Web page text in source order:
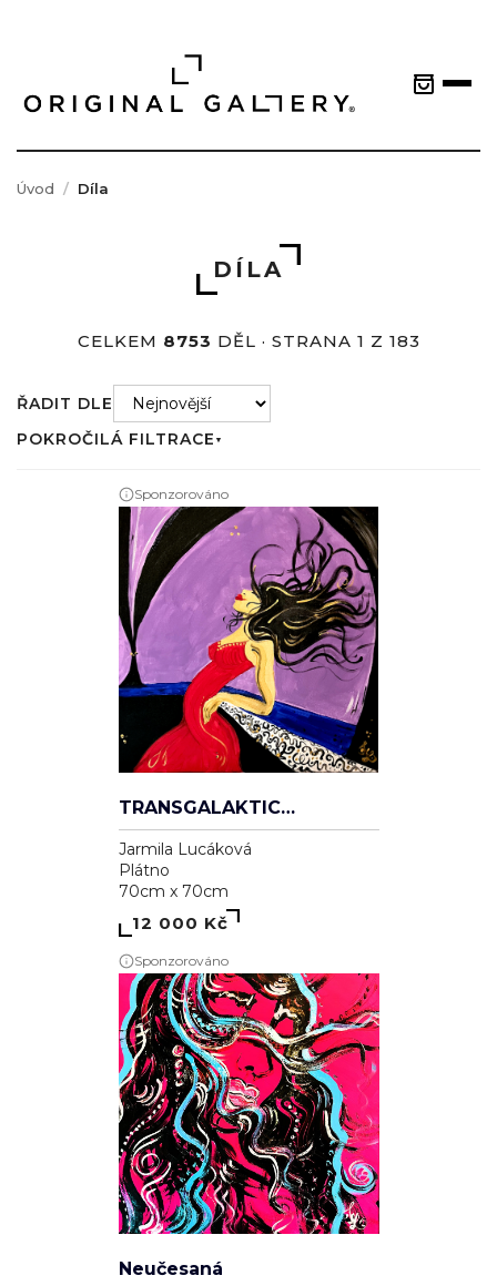
Úvod Díla
DÍLA
CELKEM 8753 DĚL · STRANA 1 Z 183
ŘADIT DLE
POKROČILÁ FILTRACE ▼
Sponzorováno
TRANSGALAKTICKÁ
Jarmila Lucáková
Plátno
70cm x 70cm
12 000 Kč
Sponzorováno
Neučesaná